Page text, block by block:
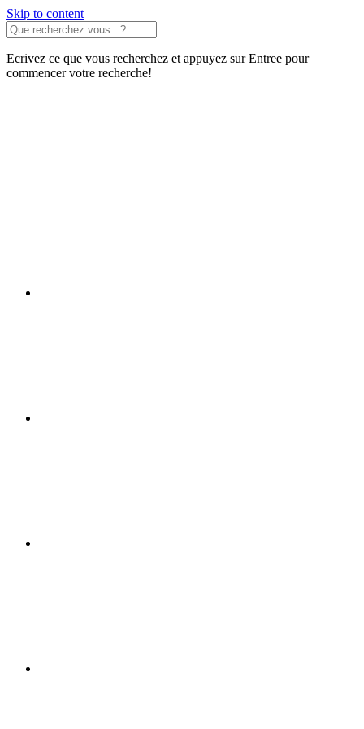
Skip to content
Ecrivez ce que vous recherchez et appuyez sur Entree pour
commencer votre recherche!